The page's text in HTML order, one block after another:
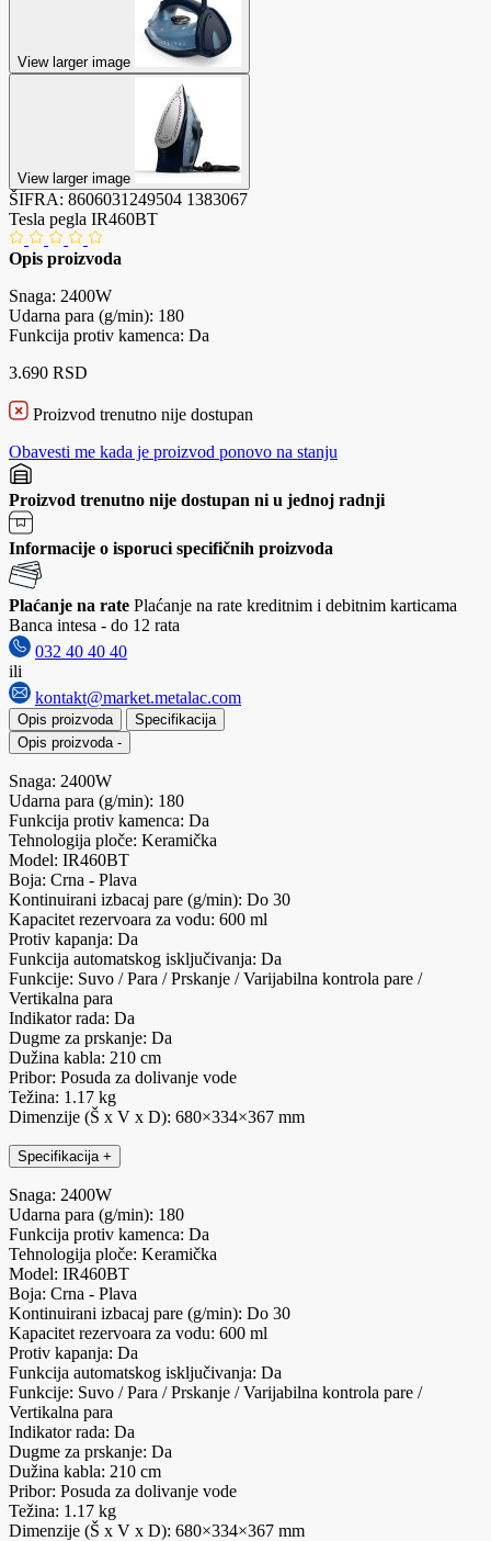
View larger image
View larger image
ŠIFRA: 8606031249504 1383067
Tesla pegla IR460BT
Opis proizvoda
Snaga: 2400W
Udarna para (g/min): 180
Funkcija protiv kamenca: Da
3.690 RSD
Proizvod trenutno nije dostupan
Obavesti me kada je proizvod ponovo na stanju
Proizvod trenutno nije dostupan ni u jednoj radnji
Informacije o isporuci specifičnih proizvoda
Plaćanje na rate Plaćanje na rate kreditnim i debitnim karticama
Banca intesa - do 12 rata
032 40 40 40
ili
kontakt@market.metalac.com
Opis proizvoda
Specifikacija
Opis proizvoda -
Snaga: 2400W
Udarna para (g/min): 180
Funkcija protiv kamenca: Da
Tehnologija ploče: Keramička
Model: IR460BT
Boja: Crna - Plava
Kontinuirani izbacaj pare (g/min): Do 30
Kapacitet rezervoara za vodu: 600 ml
Protiv kapanja: Da
Funkcija automatskog isključivanja: Da
Funkcije: Suvo / Para / Prskanje / Varijabilna kontrola pare /
Vertikalna para
Indikator rada: Da
Dugme za prskanje: Da
Dužina kabla: 210 cm
Pribor: Posuda za dolivanje vode
Težina: 1.17 kg
Dimenzije (Š x V x D): 680×334×367 mm
Specifikacija +
Snaga: 2400W
Udarna para (g/min): 180
Funkcija protiv kamenca: Da
Tehnologija ploče: Keramička
Model: IR460BT
Boja: Crna - Plava
Kontinuirani izbacaj pare (g/min): Do 30
Kapacitet rezervoara za vodu: 600 ml
Protiv kapanja: Da
Funkcija automatskog isključivanja: Da
Funkcije: Suvo / Para / Prskanje / Varijabilna kontrola pare /
Vertikalna para
Indikator rada: Da
Dugme za prskanje: Da
Dužina kabla: 210 cm
Pribor: Posuda za dolivanje vode
Težina: 1.17 kg
Dimenzije (Š x V x D): 680×334×367 mm